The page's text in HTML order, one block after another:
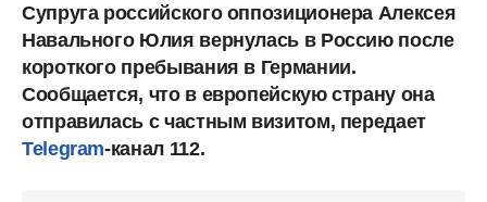
Супруга российского оппозиционера Алексея
Навального Юлия вернулась в Россию после
короткого пребывания в Германии.
Сообщается, что в европейскую страну она
отправилась с частным визитом, передает
Telegram-канал 112.